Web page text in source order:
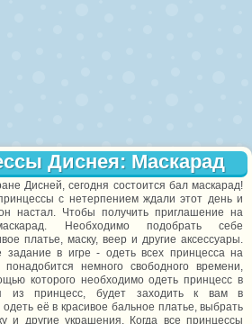
Диснея: Маскарад
Дисней, сегодня состоится бал маскарад!
с нетерпением ждали этот день и
настал. Чтобы получить приглашение на
Необходимо подобрать себе
платье, маску, веер и другие аксессуары.
задание в игре - одеть всех принцесса на
немного свободного времени,
которого необходимо одеть принцесс в
из принцесс, будет заходить к вам в
её в красивое бальное платье, выбрать
и другие украшения. Когда все принцессы